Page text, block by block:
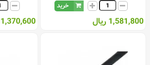
خرید
1,581,800 ریال 1,370,600 ریال